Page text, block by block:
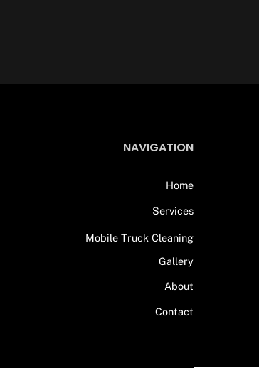
NAVIGATION
Home
Services
Mobile Truck Cleaning
Gallery
About
Contact